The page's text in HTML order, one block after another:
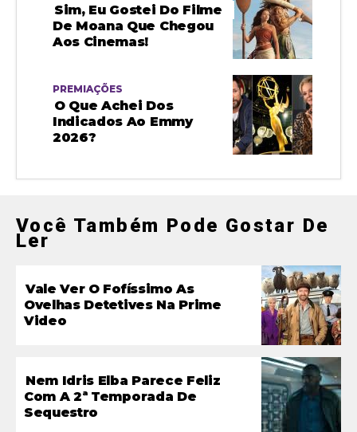
Sim, Eu Gostei Do Filme
De Moana Que Chegou
Aos Cinemas!
PREMIAÇÕES
O Que Achei Dos
Indicados Ao Emmy
2026?
Você Também Pode Gostar De
Ler
Vale Ver O Fofíssimo As
Ovelhas Detetives Na Prime
Video
Nem Idris Elba Parece Feliz
Com A 2ª Temporada De
Sequestro